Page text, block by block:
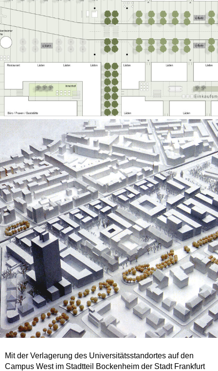
Mit der Verlagerung des Universitätsstandortes auf den
Campus West im Stadtteil Bockenheim der Stadt Frankfurt